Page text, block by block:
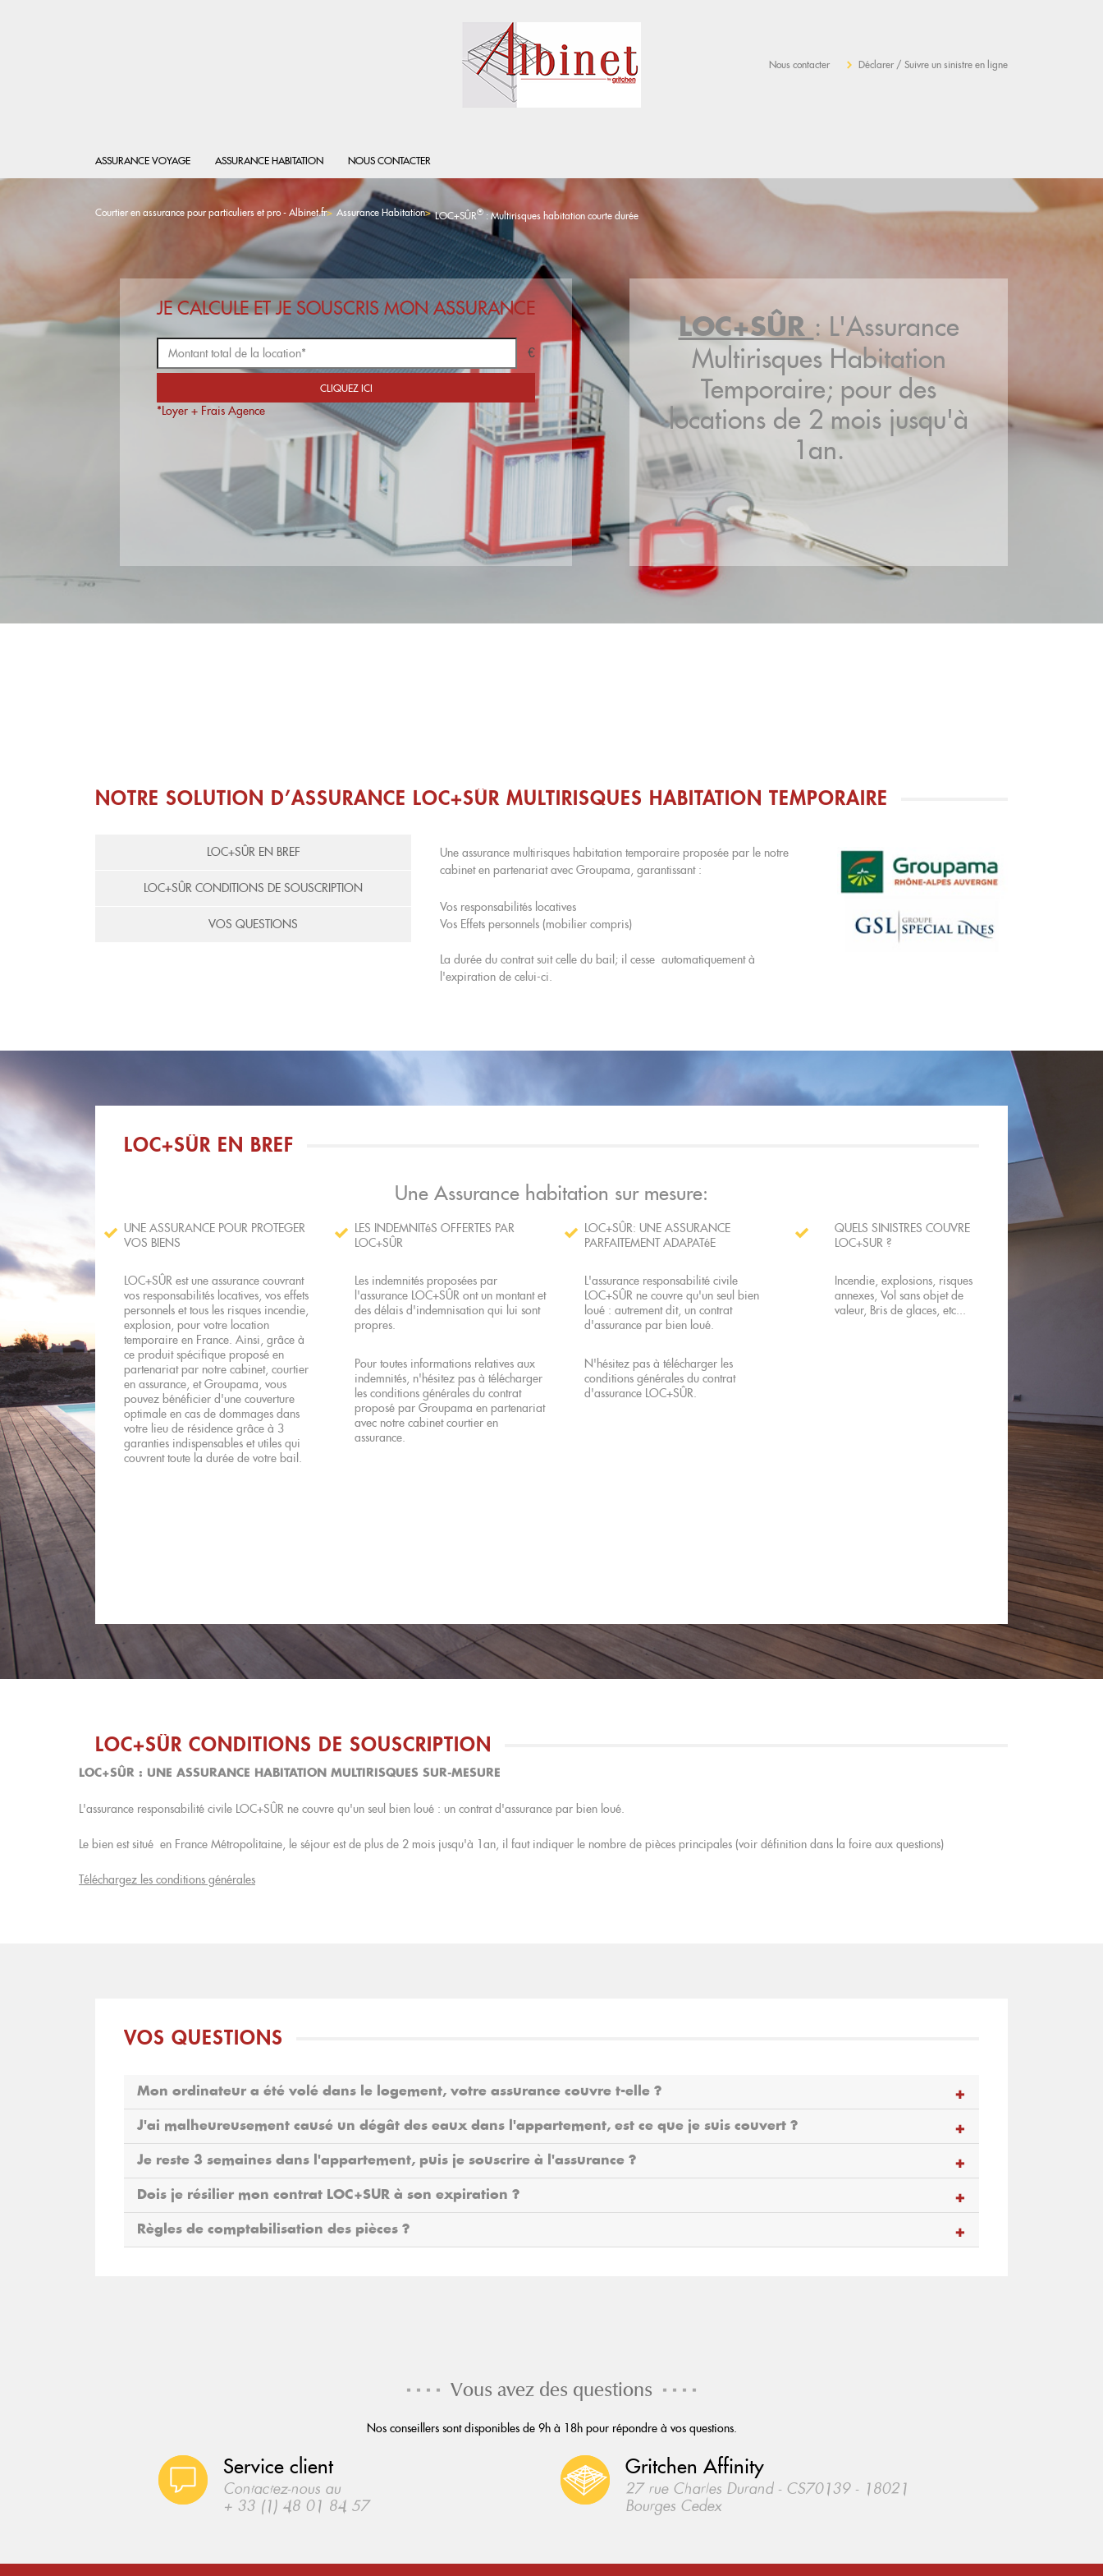
Nous contacter Déclarer / Suivre un sinistre en ligne
ASSURANCE VOYAGE ASSURANCE HABITATION NOUS CONTACTER
Courtier en assurance pour particuliers et pro - Albinet.fr Assurance Habitation LOC+SÛR® : Multirisques habitation courte durée
JE CALCULE ET JE SOUSCRIS MON ASSURANCE
€
*Loyer + Frais Agence
LOC+SÛR : L'Assurance
Multirisques Habitation
Temporaire; pour des
locations de 2 mois jusqu'à
1an.
NOTRE SOLUTION D’ASSURANCE LOC+SÛR MULTIRISQUES HABITATION TEMPORAIRE
LOC+SÛR EN BREF
LOC+SÛR CONDITIONS DE SOUSCRIPTION
VOS QUESTIONS
Une assurance multirisques habitation temporaire proposée par le notre
cabinet en partenariat avec Groupama, garantissant :
Vos responsabilités locatives
Vos Effets personnels (mobilier compris)
La durée du contrat suit celle du bail; il cesse automatiquement à
l'expiration de celui-ci.
LOC+SÛR EN BREF
Une Assurance habitation sur mesure:
UNE ASSURANCE POUR PROTEGER
VOS BIENS
LOC+SÛR est une assurance couvrant
vos responsabilités locatives, vos effets
personnels et tous les risques incendie,
explosion, pour votre location
temporaire en France. Ainsi, grâce à
ce produit spécifique proposé en
partenariat par notre cabinet, courtier
en assurance, et Groupama, vous
pouvez bénéficier d'une couverture
optimale en cas de dommages dans
votre lieu de résidence grâce à 3
garanties indispensables et utiles qui
couvrent toute la durée de votre bail.
LES INDEMNITéS OFFERTES PAR
LOC+SÛR
Les indemnités proposées par
l'assurance LOC+SÛR ont un montant et
des délais d'indemnisation qui lui sont
propres.
Pour toutes informations relatives aux
indemnités, n'hésitez pas à télécharger
les conditions générales du contrat
proposé par Groupama en partenariat
avec notre cabinet courtier en
assurance.
LOC+SÛR: UNE ASSURANCE
PARFAITEMENT ADAPATéE
L'assurance responsabilité civile
LOC+SÛR ne couvre qu'un seul bien
loué : autrement dit, un contrat
d'assurance par bien loué.
N'hésitez pas à télécharger les
conditions générales du contrat
d'assurance LOC+SÛR.
QUELS SINISTRES COUVRE
LOC+SUR ?
Incendie, explosions, risques
annexes, Vol sans objet de
valeur, Bris de glaces, etc...
LOC+SÛR CONDITIONS DE SOUSCRIPTION
LOC+SÛR : UNE ASSURANCE HABITATION MULTIRISQUES SUR-MESURE
L'assurance responsabilité civile LOC+SÛR ne couvre qu'un seul bien loué : un contrat d'assurance par bien loué.
Le bien est situé en France Métropolitaine, le séjour est de plus de 2 mois jusqu'à 1an, il faut indiquer le nombre de pièces principales (voir définition dans la foire aux questions)
Téléchargez les conditions générales
VOS QUESTIONS
Mon ordinateur a été volé dans le logement, votre assurance couvre t-elle ?
J'ai malheureusement causé un dégât des eaux dans l'appartement, est ce que je suis couvert ?
Je reste 3 semaines dans l'appartement, puis je souscrire à l'assurance ?
Dois je résilier mon contrat LOC+SUR à son expiration ?
Règles de comptabilisation des pièces ?
Vous avez des questions
Nos conseillers sont disponibles de 9h à 18h pour répondre à vos questions.
Service client
Contactez-nous au
+ 33 (1) 48 01 84 57
Gritchen Affinity
27 rue Charles Durand - CS70139 - 18021
Bourges Cedex